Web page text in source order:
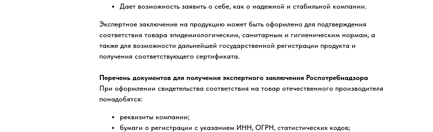
Дает возможность заявить о себе, как о надежной и стабильной компании.
Экспертное заключение на продукцию может быть оформлено для подтверждения
соответствия товара эпидемиологическим, санитарным и гигиеническим нормам, а
также для возможности дальнейшей государственной регистрации продукта и
получения соответствующего сертификата.
Перечень документов для получения экспертного заключения Роспотребнадзора
При оформлении свидетельства соответствия на товар отечественного производителя
понадобятся:
реквизиты компании;
бумаги о регистрации с указанием ИНН, ОГРН, статистических кодов;